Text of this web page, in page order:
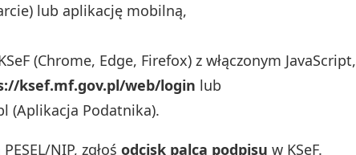
lub aplikację mobilną,
(Chrome, Edge, Firefox) z włączonym JavaScript,
ksef.mf.gov.pl/web/login lub
(Aplikacja Podatnika).
NIP, zgłoś odcisk palca podpisu w KSeF.